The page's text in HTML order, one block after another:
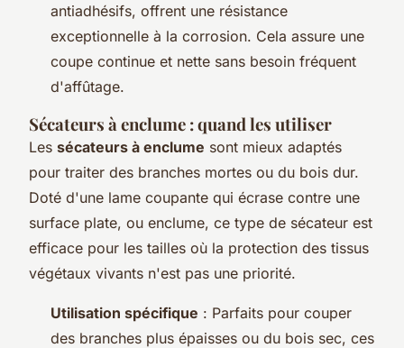
antiadhésifs, offrent une résistance
exceptionnelle à la corrosion. Cela assure une
coupe continue et nette sans besoin fréquent
d'affûtage.
Sécateurs à enclume : quand les utiliser
Les sécateurs à enclume sont mieux adaptés
pour traiter des branches mortes ou du bois dur.
Doté d'une lame coupante qui écrase contre une
surface plate, ou enclume, ce type de sécateur est
efficace pour les tailles où la protection des tissus
végétaux vivants n'est pas une priorité.
Utilisation spécifique : Parfaits pour couper
des branches plus épaisses ou du bois sec, ces